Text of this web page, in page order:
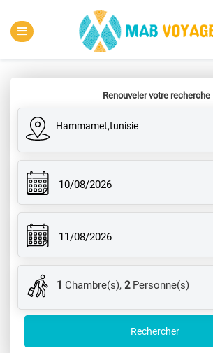
Renouveler votre recherche
Hammamet,tunisie
10/08/2026
11/08/2026
1 Chambre(s), 2 Personne(s)
Rechercher